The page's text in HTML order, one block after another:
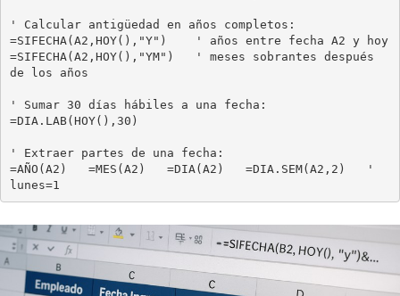
' Calcular antigüedad en años completos:
=SIFECHA(A2,HOY(),"Y")    ' años entre fecha A2 y hoy
=SIFECHA(A2,HOY(),"YM")   ' meses sobrantes después
de los años
' Sumar 30 días hábiles a una fecha:
=DIA.LAB(HOY(),30)
' Extraer partes de una fecha:
=AÑO(A2)   =MES(A2)   =DIA(A2)   =DIA.SEM(A2,2)   '
lunes=1